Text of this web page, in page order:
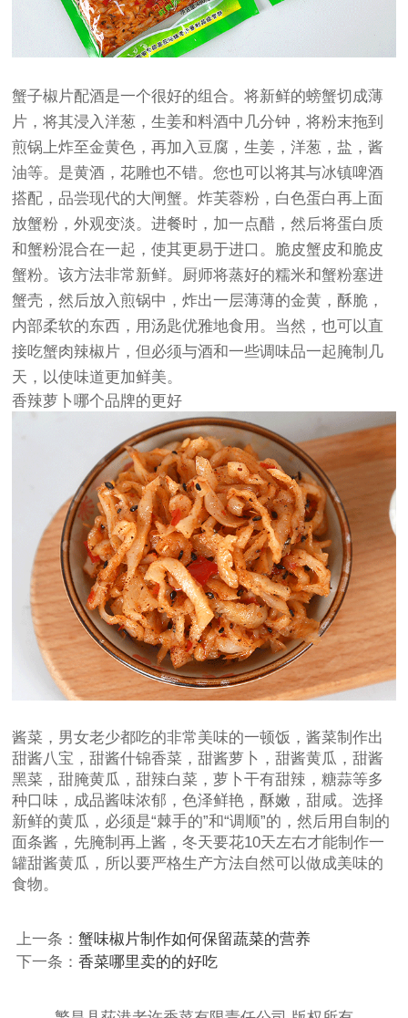
蟹子椒片配酒是一个很好的组合。将新鲜的螃蟹切成薄
片，将其浸入洋葱，生姜和料酒中几分钟，将粉末拖到
煎锅上炸至金黄色，再加入豆腐，生姜，洋葱，盐，酱
油等。是黄酒，花雕也不错。您也可以将其与冰镇啤酒
搭配，品尝现代的大闸蟹。炸芙蓉粉，白色蛋白再上面
放蟹粉，外观变淡。进餐时，加一点醋，然后将蛋白质
和蟹粉混合在一起，使其更易于进口。脆皮蟹皮和脆皮
蟹粉。该方法非常新鲜。厨师将蒸好的糯米和蟹粉塞进
蟹壳，然后放入煎锅中，炸出一层薄薄的金黄，酥脆，
内部柔软的东西，用汤匙优雅地食用。当然，也可以直
接吃蟹肉辣椒片，但必须与酒和一些调味品一起腌制几
天，以使味道更加鲜美。
香辣萝卜哪个品牌的更好
酱菜，男女老少都吃的非常美味的一顿饭，酱菜制作出
甜酱八宝，甜酱什锦香菜，甜酱萝卜，甜酱黄瓜，甜酱
黑菜，甜腌黄瓜，甜辣白菜，萝卜干有甜辣，糖蒜等多
种口味，成品酱味浓郁，色泽鲜艳，酥嫩，甜咸。选择
新鲜的黄瓜，必须是“棘手的”和“调顺”的，然后用自制的
面条酱，先腌制再上酱，冬天要花10天左右才能制作一
罐甜酱黄瓜，所以要严格生产方法自然可以做成美味的
食物。
上一条： 蟹味椒片制作如何保留蔬菜的营养
下一条： 香菜哪里卖的的好吃